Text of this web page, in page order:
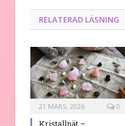
RELATERAD LÄSNING
21 MARS, 2026 0
Kristallnät –